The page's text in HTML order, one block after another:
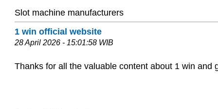
Slot machine manufacturers
1 win official website
28 April 2026 - 15:01:58 WIB
Thanks for all the valuable content about 1 win and